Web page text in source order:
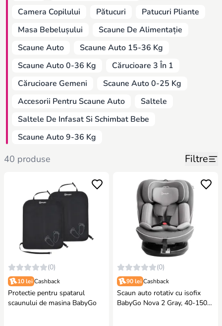
Camera Copilului
Pătucuri
Patucuri Pliante
Masa Bebelușului
Scaune De Alimentație
Scaune Auto
Scaune Auto 15-36 Kg
Scaune Auto 0-36 Kg
Cărucioare 3 În 1
Cărucioare Gemeni
Scaune Auto 0-25 Kg
Accesorii Pentru Scaune Auto
Saltele
Saltele De Infasat Si Schimbat Bebe
Scaune Auto 9-36 Kg
40 produse Filtre
(0)
10 lei Cashback
Protectie pentru spatarul
scaunului de masina BabyGo
(0)
90 lei Cashback
Scaun auto rotativ cu isofix
BabyGo Nova 2 Gray, 40-150